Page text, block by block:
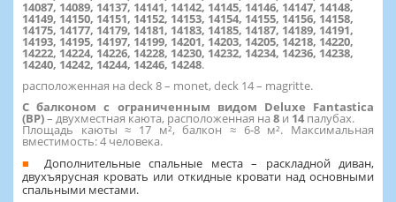
14087, 14089, 14137, 14141, 14142, 14145, 14146, 14147, 14148,
14149, 14150, 14151, 14152, 14153, 14154, 14155, 14156, 14158,
14175, 14177, 14179, 14181, 14183, 14185, 14187, 14189, 14191,
14193, 14195, 14197, 14199, 14201, 14203, 14205, 14218, 14220,
14222, 14224, 14226, 14228, 14230, 14232, 14234, 14236, 14238,
14240, 14242, 14244, 14246, 14248.
расположенная на deck 8 – monet, deck 14 – magritte.
С балконом c ограниченным видом Deluxe Fantastica
(BP)– двухместная каюта, расположенная на 8 и 14палубах.
Площадь каюты ≈ 17 м², балкон ≈ 6-8 м². Максимальная
вместимость: 4 человека.
Дополнительные спальные места – раскладной диван,
двухъярусная кровать или откидные кровати над основными
спальными местами.